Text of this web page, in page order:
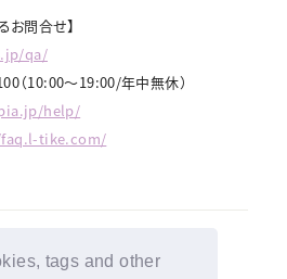
tags and other
お問合せ】
qa/
（10:00～19:00/年中無休）
help/
tike.com/